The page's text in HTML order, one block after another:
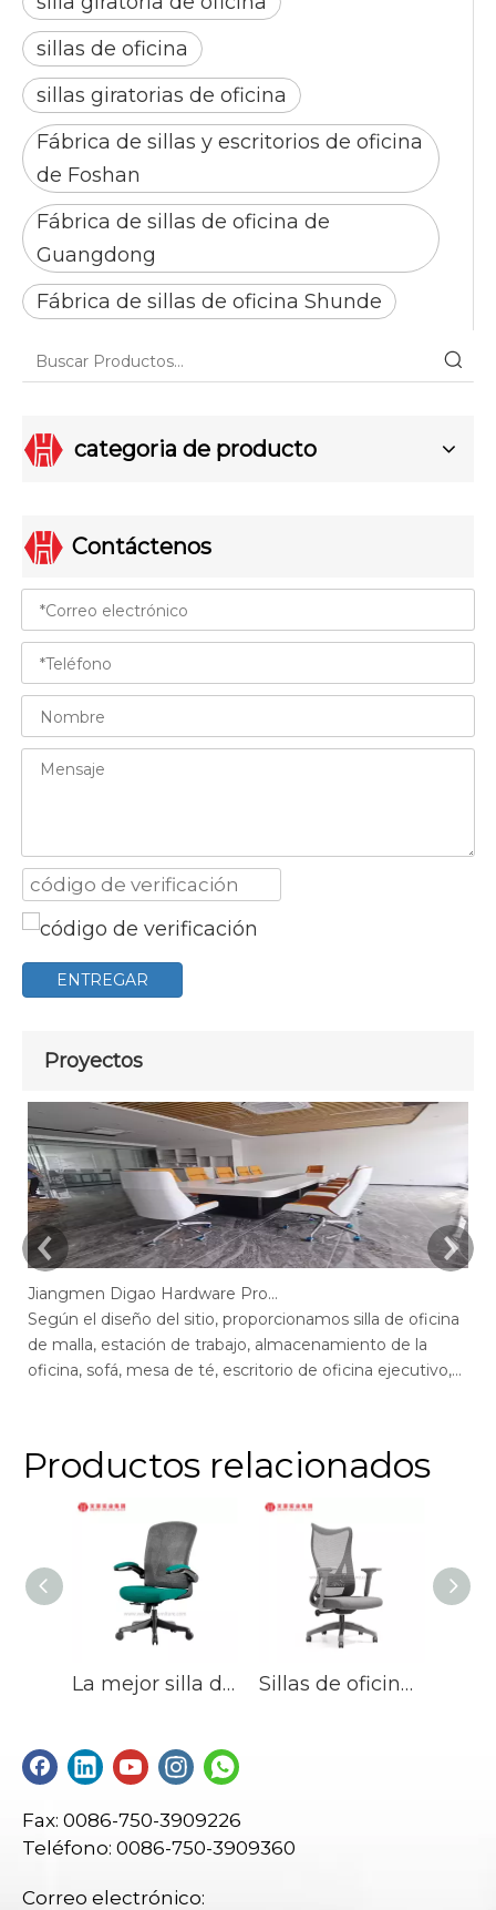
sillas de oficina
sillas giratorias de oficina
Fábrica de sillas y escritorios de oficina
de Foshan
Fábrica de sillas de oficina de
Guangdong
Fábrica de sillas de oficina Shunde
categoria de producto
Contáctenos
ENTREGAR
Proyectos
Jiangmen Digao Hardware Products Company
Según el diseño del sitio, proporcionamos silla de oficina
de malla, estación de trabajo, almacenamiento de la
oficina, sofá, mesa de té, escritorio de oficina ejecutivo,
recepción.
Productos relacionados
La mejor silla de oficina de malla con asiento verde, sillas de escritorio tapizadas, fabricantes en China Sillas de oficina ergonómicas de malla Fábrica moderna de diseño de sillas ejecutivas en China
Fax: 0086-750-3909226
Teléfono: 0086-750-3909360
Correo electrónico: